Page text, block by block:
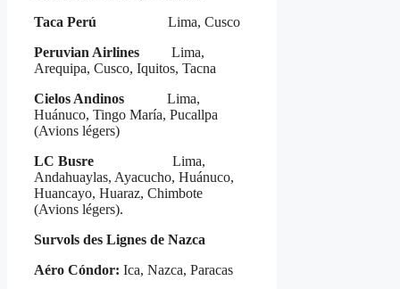
Taca Perú Lima, Cusco
Peruvian Airlines Lima,
Arequipa, Cusco, Iquitos, Tacna
Cielos Andinos Lima,
Huánuco, Tingo María, Pucallpa
(Avions légers)
LC Busre Lima,
Andahuaylas, Ayacucho, Huánuco,
Huancayo, Huaraz, Chimbote
(Avions légers).
Survols des Lignes de Nazca
Aéro Cóndor: Ica, Nazca, Paracas